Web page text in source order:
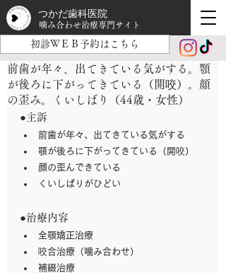
噛み合わせ治療専門サイト
つかだ歯科医院
初診ＷＥＢ予約はこちら
前歯が年々、出てきている気がする。顎
が後ろに下がってきている（開咬）。顔
の歪み。くいしばり（44歳・女性）
●主訴
前歯が年々、出てきている気がする
顎が後ろに下がってきている（開咬）
顔の歪んできている
くいしばりがひどい
●治療内容
全顎矯正治療
咬合治療（噛み合わせ）
補綴治療